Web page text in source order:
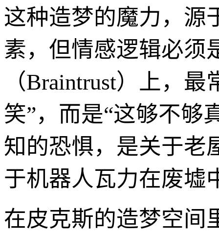
这种造梦的魔力，源
素，但情感逻辑必须
（Braintrust）上，
笑”，而是“这够不够
知的恐惧，是关于老
于机器人瓦力在废墟
在皮克斯的造梦空间